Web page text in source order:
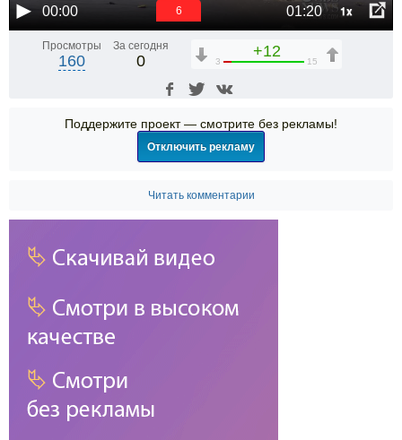
00:00 01:20 1x
6
Просмотры
160
За сегодня
0
+12
3 15
Поддержите проект — смотрите без рекламы!
Отключить рекламу
Читать комментарии